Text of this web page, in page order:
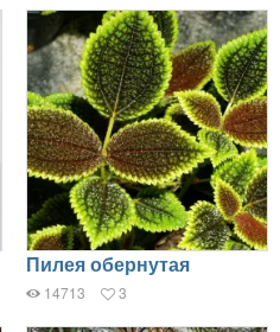
Пилея обернутая
14713 3